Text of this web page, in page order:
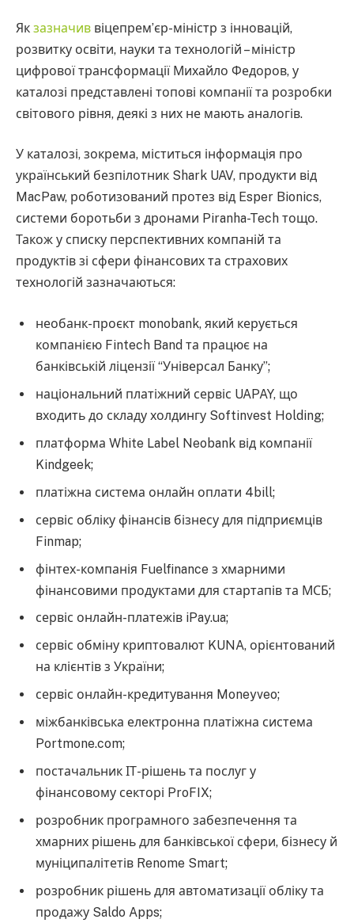
Як зазначив віцепрем’єр-міністр з інновацій,
розвитку освіти, науки та технологій – міністр
цифрової трансформації Михайло Федоров, у
каталозі представлені топові компанії та розробки
світового рівня, деякі з них не мають аналогів.
У каталозі, зокрема, міститься інформація про
український безпілотник Shark UAV, продукти від
MacPaw, роботизований протез від Esper Bionics,
системи боротьби з дронами Piranha-Tech тощо.
Також у списку перспективних компаній та
продуктів зі сфери фінансових та страхових
технологій зазначаються:
необанк-проєкт monobank, який керується
компанією Fintech Band та працює на
банківській ліцензії “Універсал Банку”;
національний платіжний сервіс UAPAY, що
входить до складу холдингу Softinvest Holding;
платформа White Label Neobank від компанії
Kindgeek;
платіжна система онлайн оплати 4bill;
сервіс обліку фінансів бізнесу для підприємців
Finmap;
фінтех-компанія Fuelfinance з хмарними
фінансовими продуктами для стартапів та МСБ;
сервіс онлайн-платежів iPay.ua;
сервіс обміну криптовалют KUNA, орієнтований
на клієнтів з України;
сервіс онлайн-кредитування Moneyveo;
міжбанківська електронна платіжна система
Portmone.com;
постачальник ІТ-рішень та послуг у
фінансовому секторі ProFIX;
розробник програмного забезпечення та
хмарних рішень для банківської сфери, бізнесу й
муніципалітетів Renome Smart;
розробник рішень для автоматизації обліку та
продажу Saldo Apps;